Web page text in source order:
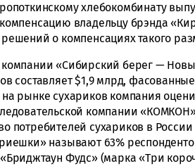
хлебокомбинату
владельцу брэнда
о компенсациях такого
«Сибирский берег —
составляет $1,9 млрд,
рынке сухариков компания
компании
потребителей сухариков в
называют 63%
Фудс» (марка «Три